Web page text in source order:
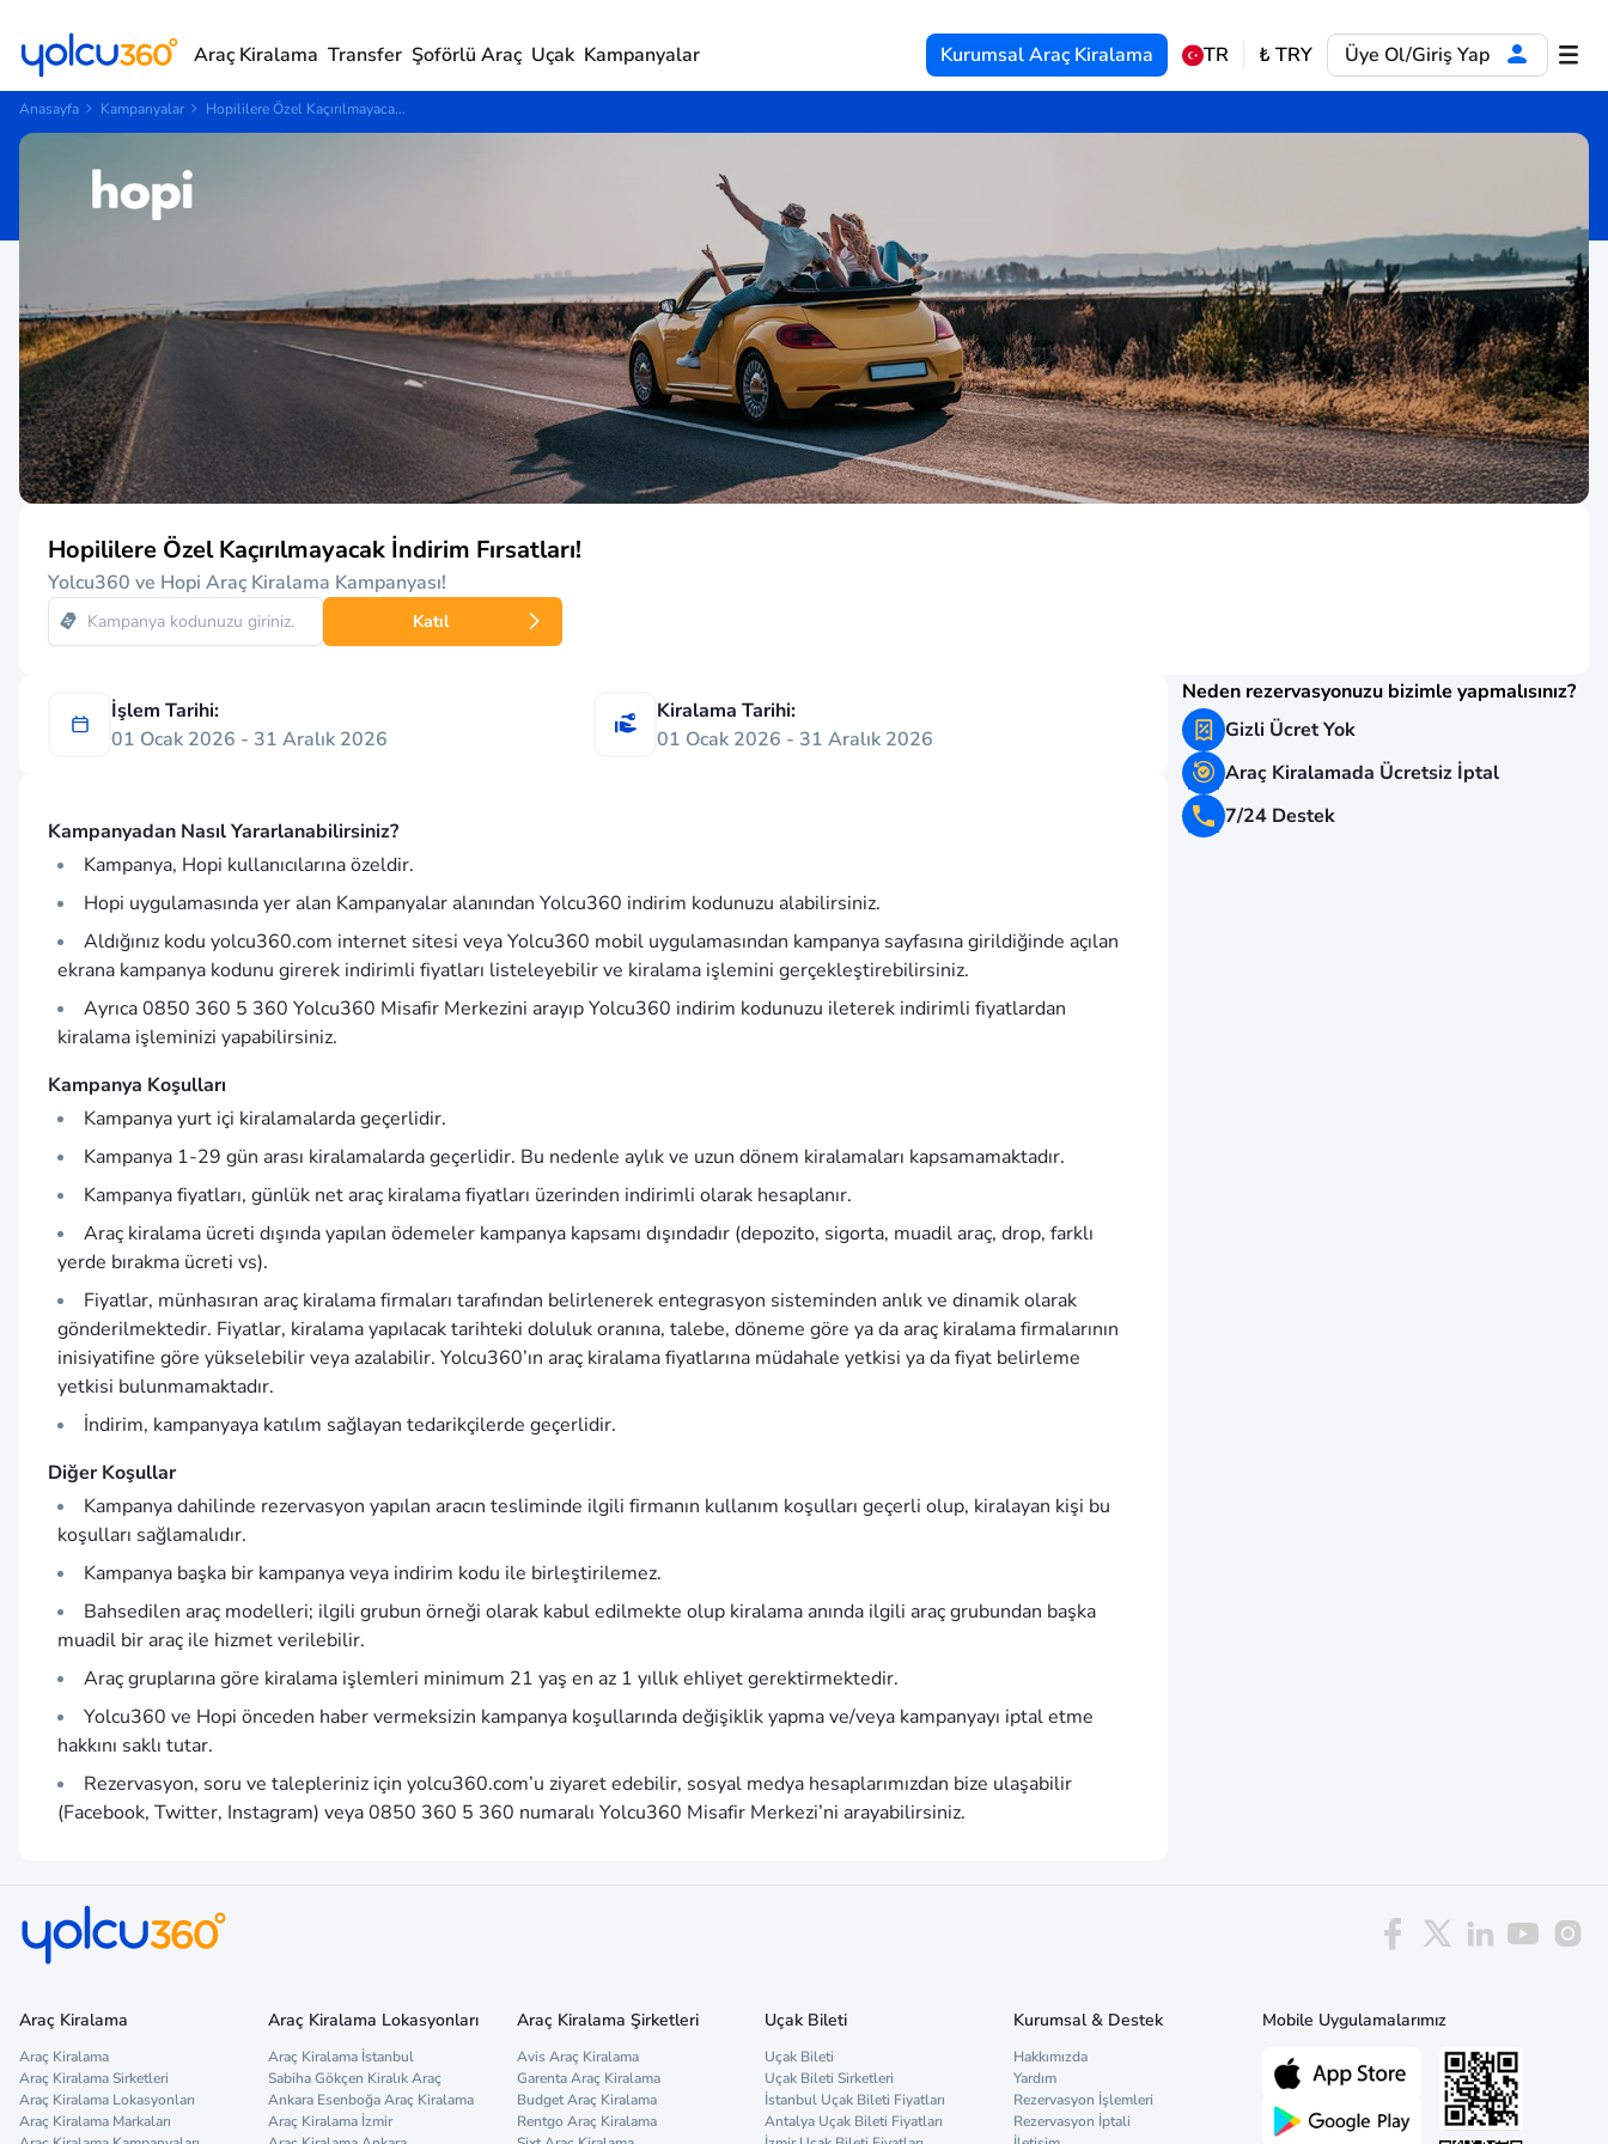
Araç Kiralama Transfer Şoförlü Araç Uçak Kampanyalar Kurumsal Araç Kiralama TR ₺ TRY Üye Ol/Giriş Yap
Anasayfa Kampanyalar Hopililere Özel Kaçırılmayaca...
Hopililere Özel Kaçırılmayacak İndirim Fırsatları!
Yolcu360 ve Hopi Araç Kiralama Kampanyası!
Katıl
İşlem Tarihi:
01 Ocak 2026 - 31 Aralık 2026
Kiralama Tarihi:
01 Ocak 2026 - 31 Aralık 2026
Kampanyadan Nasıl Yararlanabilirsiniz?
Kampanya, Hopi kullanıcılarına özeldir.
Hopi uygulamasında yer alan Kampanyalar alanından Yolcu360 indirim kodunuzu alabilirsiniz.
Aldığınız kodu yolcu360.com internet sitesi veya Yolcu360 mobil uygulamasından kampanya sayfasına girildiğinde açılan
ekrana kampanya kodunu girerek indirimli fiyatları listeleyebilir ve kiralama işlemini gerçekleştirebilirsiniz.
Ayrıca 0850 360 5 360 Yolcu360 Misafir Merkezini arayıp Yolcu360 indirim kodunuzu ileterek indirimli fiyatlardan
kiralama işleminizi yapabilirsiniz.
Kampanya Koşulları
Kampanya yurt içi kiralamalarda geçerlidir.
Kampanya 1-29 gün arası kiralamalarda geçerlidir. Bu nedenle aylık ve uzun dönem kiralamaları kapsamamaktadır.
Kampanya fiyatları, günlük net araç kiralama fiyatları üzerinden indirimli olarak hesaplanır.
Araç kiralama ücreti dışında yapılan ödemeler kampanya kapsamı dışındadır (depozito, sigorta, muadil araç, drop, farklı
yerde bırakma ücreti vs).
Fiyatlar, münhasıran araç kiralama firmaları tarafından belirlenerek entegrasyon sisteminden anlık ve dinamik olarak
gönderilmektedir. Fiyatlar, kiralama yapılacak tarihteki doluluk oranına, talebe, döneme göre ya da araç kiralama firmalarının
inisiyatifine göre yükselebilir veya azalabilir. Yolcu360’ın araç kiralama fiyatlarına müdahale yetkisi ya da fiyat belirleme
yetkisi bulunmamaktadır.
İndirim, kampanyaya katılım sağlayan tedarikçilerde geçerlidir.
Diğer Koşullar
Kampanya dahilinde rezervasyon yapılan aracın tesliminde ilgili firmanın kullanım koşulları geçerli olup, kiralayan kişi bu
koşulları sağlamalıdır.
Kampanya başka bir kampanya veya indirim kodu ile birleştirilemez.
Bahsedilen araç modelleri; ilgili grubun örneği olarak kabul edilmekte olup kiralama anında ilgili araç grubundan başka
muadil bir araç ile hizmet verilebilir.
Araç gruplarına göre kiralama işlemleri minimum 21 yaş en az 1 yıllık ehliyet gerektirmektedir.
Yolcu360 ve Hopi önceden haber vermeksizin kampanya koşullarında değişiklik yapma ve/veya kampanyayı iptal etme
hakkını saklı tutar.
Rezervasyon, soru ve talepleriniz için yolcu360.com’u ziyaret edebilir, sosyal medya hesaplarımızdan bize ulaşabilir
(Facebook, Twitter, Instagram) veya 0850 360 5 360 numaralı Yolcu360 Misafir Merkezi’ni arayabilirsiniz.
Neden rezervasyonuzu bizimle yapmalısınız?
Gizli Ücret Yok
Araç Kiralamada Ücretsiz İptal
7/24 Destek
Araç Kiralama
Araç Kiralama
Araç Kiralama Sirketleri
Araç Kiralama Lokasyonları
Araç Kiralama Markaları
Araç Kiralama Lokasyonları
Araç Kiralama İstanbul
Sabiha Gökçen Kiralık Araç
Ankara Esenboğa Araç Kiralama
Araç Kiralama İzmir
Araç Kiralama Şirketleri
Avis Araç Kiralama
Garenta Araç Kiralama
Budget Araç Kiralama
Rentgo Araç Kiralama
Uçak Bileti
Uçak Bileti
Uçak Bileti Sirketleri
İstanbul Uçak Bileti Fiyatları
Antalya Uçak Bileti Fiyatları
Kurumsal & Destek
Hakkımızda
Yardım
Rezervasyon İşlemleri
Rezervasyon İptali
Mobile Uygulamalarımız